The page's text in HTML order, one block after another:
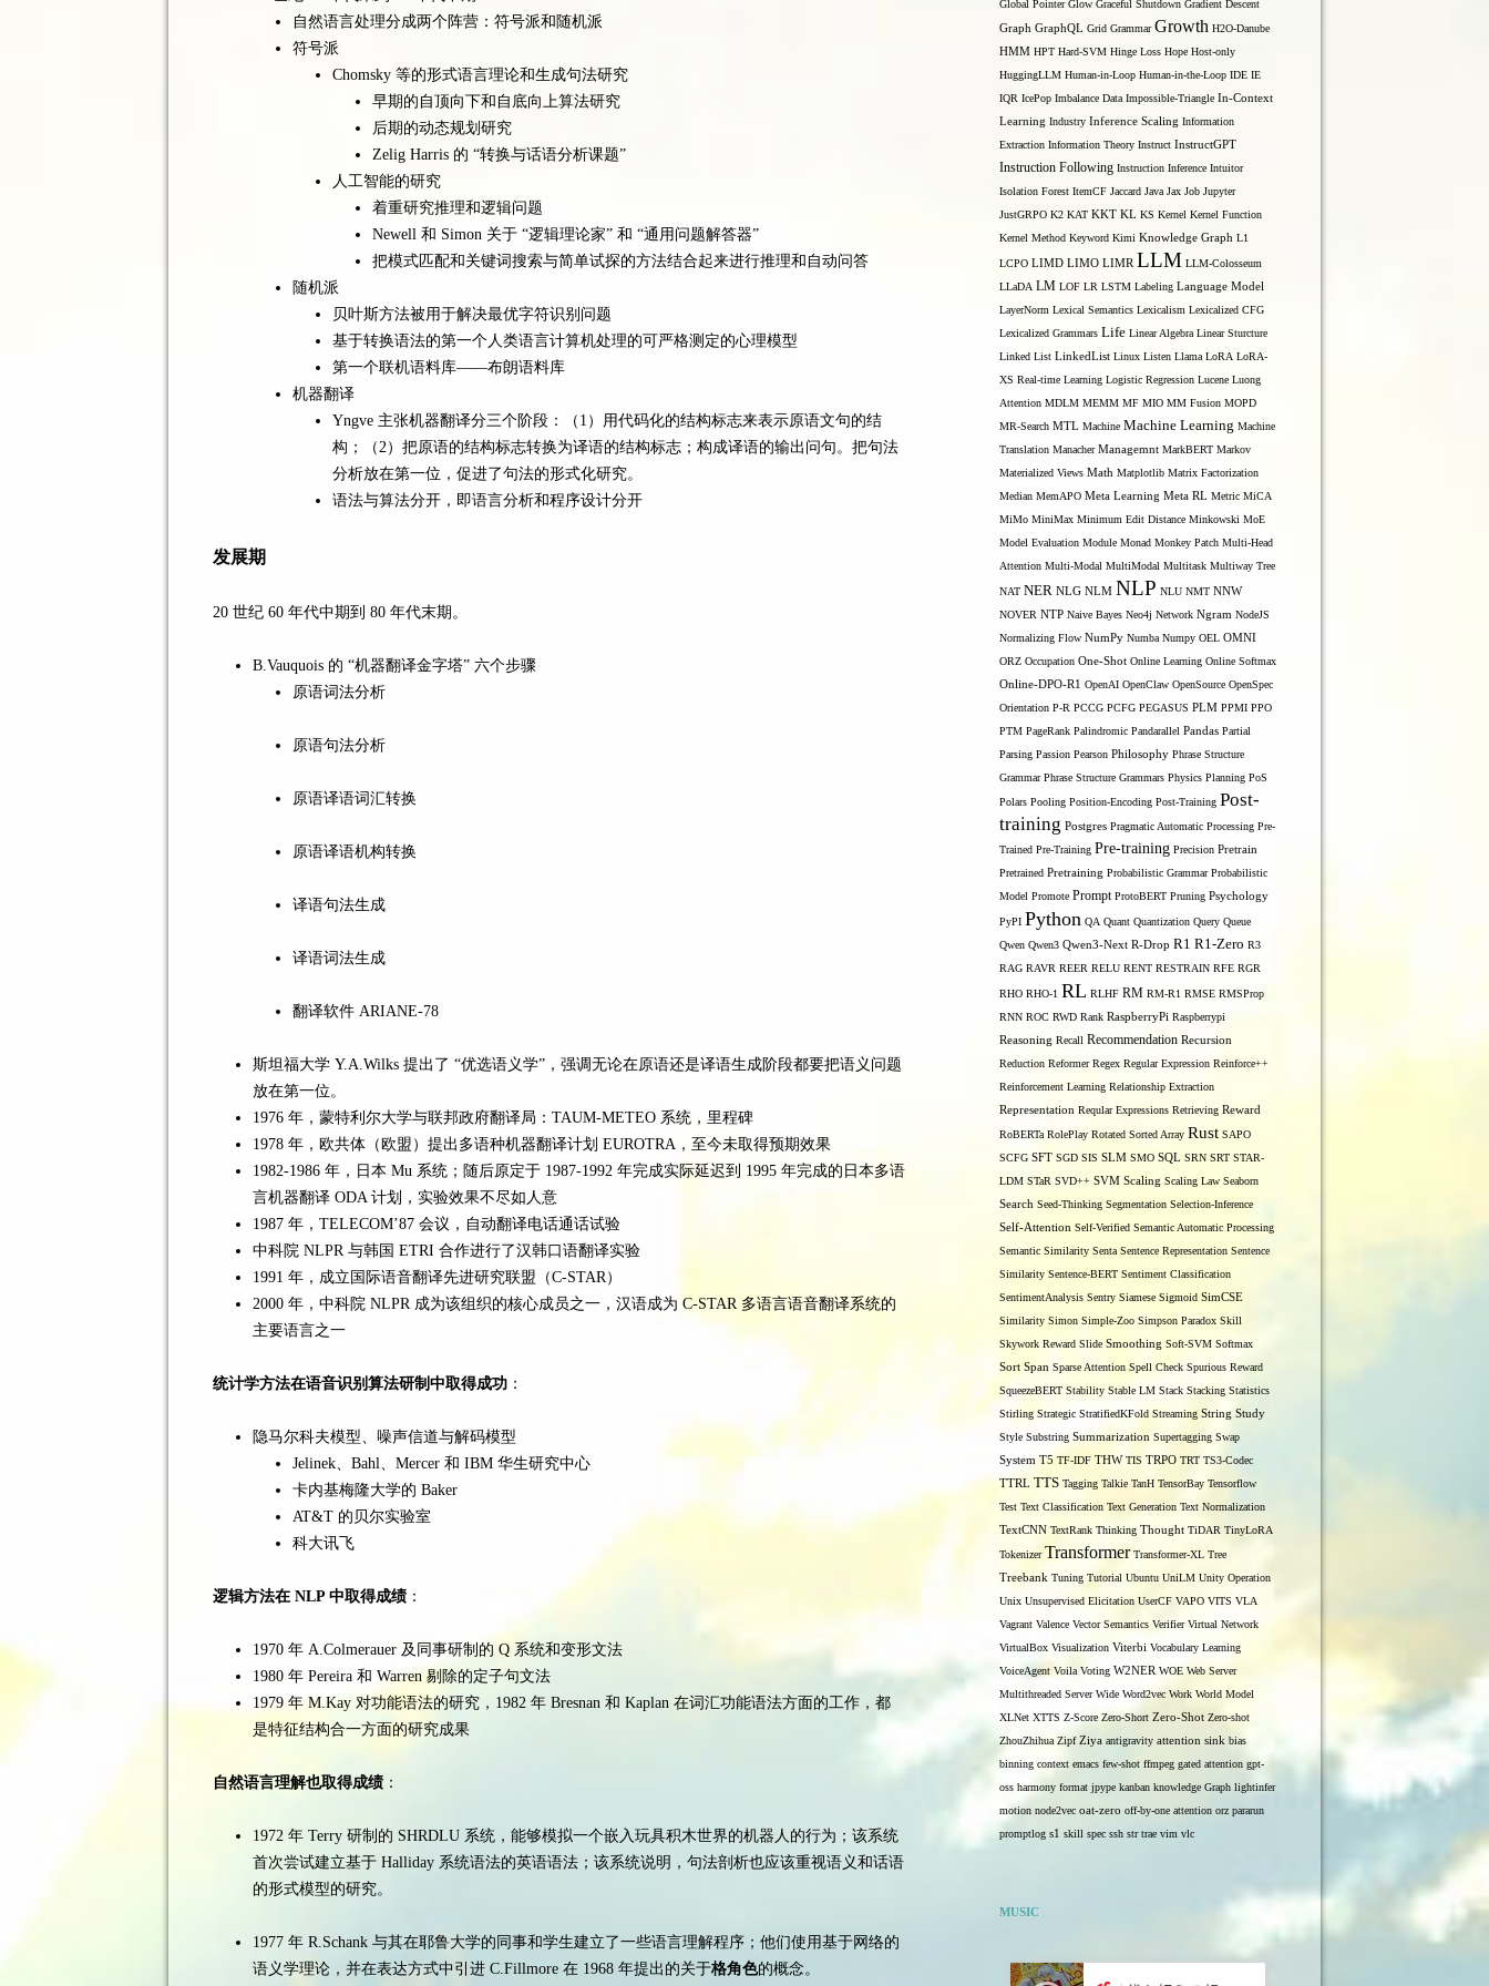
自然语言处理分成两个阵营：符号派和随机派
符号派
Chomsky 等的形式语言理论和生成句法研究
早期的自顶向下和自底向上算法研究
后期的动态规划研究
Zelig Harris 的 “转换与话语分析课题”
人工智能的研究
着重研究推理和逻辑问题
Newell 和 Simon 关于 “逻辑理论家” 和 “通用问题解答器”
把模式匹配和关键词搜索与简单试探的方法结合起来进行推理和自动问答
随机派
贝叶斯方法被用于解决最优字符识别问题
基于转换语法的第一个人类语言计算机处理的可严格测定的心理模型
第一个联机语料库——布朗语料库
机器翻译
Yngve 主张机器翻译分三个阶段：（1）用代码化的结构标志来表示原语文句的结
构；（2）把原语的结构标志转换为译语的结构标志；构成译语的输出问句。把句法
分析放在第一位，促进了句法的形式化研究。
语法与算法分开，即语言分析和程序设计分开
发展期
20 世纪 60 年代中期到 80 年代末期。
B.Vauquois 的 “机器翻译金字塔” 六个步骤
原语词法分析
原语句法分析
原语译语词汇转换
原语译语机构转换
译语句法生成
译语词法生成
翻译软件 ARIANE-78
斯坦福大学 Y.A.Wilks 提出了 “优选语义学”，强调无论在原语还是译语生成阶段都要把语义问题
放在第一位。
1976 年，蒙特利尔大学与联邦政府翻译局：TAUM-METEO 系统，里程碑
1978 年，欧共体（欧盟）提出多语种机器翻译计划 EUROTRA，至今未取得预期效果
1982-1986 年，日本 Mu 系统；随后原定于 1987-1992 年完成实际延迟到 1995 年完成的日本多语
言机器翻译 ODA 计划，实验效果不尽如人意
1987 年，TELECOM’87 会议，自动翻译电话通话试验
中科院 NLPR 与韩国 ETRI 合作进行了汉韩口语翻译实验
1991 年，成立国际语音翻译先进研究联盟（C-STAR）
2000 年，中科院 NLPR 成为该组织的核心成员之一，汉语成为 C-STAR 多语言语音翻译系统的
主要语言之一
统计学方法在语音识别算法研制中取得成功 ：
隐马尔科夫模型、噪声信道与解码模型
Jelinek、Bahl、Mercer 和 IBM 华生研究中心
卡内基梅隆大学的 Baker
AT&T 的贝尔实验室
科大讯飞
逻辑方法在 NLP 中取得成绩：
1970 年 A.Colmerauer 及同事研制的 Q 系统和变形文法
1980 年 Pereira 和 Warren 剔除的定子句文法
1979 年 M.Kay 对功能语法的研究，1982 年 Bresnan 和 Kaplan 在词汇功能语法方面的工作，都
是特征结构合一方面的研究成果
自然语言理解也取得成绩 ：
1972 年 Terry 研制的 SHRDLU 系统，能够模拟一个嵌入玩具积木世界的机器人的行为；该系统
首次尝试建立基于 Halliday 系统语法的英语语法；该系统说明，句法剖析也应该重视语义和话语
的形式模型的研究。
1977 年 R.Schank 与其在耶鲁大学的同事和学生建立了一些语言理解程序；他们使用基于网络的
语义学理论，并在表达方式中引进 C.Fillmore 在 1968 年提出的关于格角色的概念。
Global Pointer Glow Graceful Shutdown Gradient Descent
Graph GraphQL Grid Grammar Growth H2O-Danube
HMM HPT Hard-SVM Hinge Loss Hope Host-only
HuggingLLM Human-in-Loop Human-in-the-Loop IDE IE
IQR IcePop Imbalance Data Impossible-Triangle In-Context
Learning Industry Inference Scaling Information
Extraction Information Theory Instruct InstructGPT
Instruction Following Instruction Inference Intuitor
Isolation Forest ItemCF Jaccard Java Jax Job Jupyter
JustGRPO K2 KAT KKT KL KS Kernel Kernel Function
Kernel Method Keyword Kimi Knowledge Graph L1
LCPO LIMD LIMO LIMR LLM LLM-Colosseum
LLaDA LM LOF LR LSTM Labeling Language Model
LayerNorm Lexical Semantics Lexicalism Lexicalized CFG
Lexicalized Grammars Life Linear Algebra Linear Sturcture
Linked List LinkedList Linux Listen Llama LoRA LoRA-
XS Real-time Learning Logistic Regression Lucene Luong
Attention MDLM MEMM MF MIO MM Fusion MOPD
MR-Search MTL Machine Machine Learning Machine
Translation Manacher Managemnt MarkBERT Markov
Materialized Views Math Matplotlib Matrix Factorization
Median MemAPO Meta Learning Meta RL Metric MiCA
MiMo MiniMax Minimum Edit Distance Minkowski MoE
Model Evaluation Module Monad Monkey Patch Multi-Head
Attention Multi-Modal MultiModal Multitask Multiway Tree
NAT NER NLG NLM NLP NLU NMT NNW
NOVER NTP Naive Bayes Neo4j Network Ngram NodeJS
Normalizing Flow NumPy Numba Numpy OEL OMNI
ORZ Occupation One-Shot Online Learning Online Softmax
Online-DPO-R1 OpenAI OpenClaw OpenSource OpenSpec
Orientation P-R PCCG PCFG PEGASUS PLM PPMI PPO
PTM PageRank Palindromic Pandarallel Pandas Partial
Parsing Passion Pearson Philosophy Phrase Structure
Grammar Phrase Structure Grammars Physics Planning PoS
Polars Pooling Position-Encoding Post-Training Post-
training Postgres Pragmatic Automatic Processing Pre-
Trained Pre-Training Pre-training Precision Pretrain
Pretrained Pretraining Probabilistic Grammar Probabilistic
Model Promote Prompt ProtoBERT Pruning Psychology
PyPI Python QA Quant Quantization Query Queue
Qwen Qwen3 Qwen3-Next R-Drop R1 R1-Zero R3
RAG RAVR REER RELU RENT RESTRAIN RFE RGR
RHO RHO-1 RL RLHF RM RM-R1 RMSE RMSProp
RNN ROC RWD Rank RaspberryPi Raspberrypi
Reasoning Recall Recommendation Recursion
Reduction Reformer Regex Regular Expression Reinforce++
Reinforcement Learning Relationship Extraction
Representation Reqular Expressions Retrieving Reward
RoBERTa RolePlay Rotated Sorted Array Rust SAPO
SCFG SFT SGD SIS SLM SMO SQL SRN SRT STAR-
LDM STaR SVD++ SVM Scaling Scaling Law Seaborn
Search Seed-Thinking Segmentation Selection-Inference
Self-Attention Self-Verified Semantic Automatic Processing
Semantic Similarity Senta Sentence Representation Sentence
Similarity Sentence-BERT Sentiment Classification
SentimentAnalysis Sentry Siamese Sigmoid SimCSE
Similarity Simon Simple-Zoo Simpson Paradox Skill
Skywork Reward Slide Smoothing Soft-SVM Softmax
Sort Span Sparse Attention Spell Check Spurious Reward
SqueezeBERT Stability Stable LM Stack Stacking Statistics
Stirling Strategic StratifiedKFold Streaming String Study
Style Substring Summarization Supertagging Swap
System T5 TF-IDF THW TIS TRPO TRT TS3-Codec
TTRL TTS Tagging Talkie TanH TensorBay Tensorflow
Test Text Classification Text Generation Text Normalization
TextCNN TextRank Thinking Thought TiDAR TinyLoRA
Tokenizer Transformer Transformer-XL Tree
Treebank Tuning Tutorial Ubuntu UniLM Unity Operation
Unix Unsupervised Elicitation UserCF VAPO VITS VLA
Vagrant Valence Vector Semantics Verifier Virtual Network
VirtualBox Visualization Viterbi Vocabulary Learning
VoiceAgent Voila Voting W2NER WOE Web Server
Multithreaded Server Wide Word2vec Work World Model
XLNet XTTS Z-Score Zero-Short Zero-Shot Zero-shot
ZhouZhihua Zipf Ziya antigravity attention sink bias
binning context emacs few-shot ffmpeg gated attention gpt-
oss harmony format jpype kanban knowledge Graph lightinfer
motion node2vec oat-zero off-by-one attention orz pararun
promptlog s1 skill spec ssh str trae vim vlc
MUSIC